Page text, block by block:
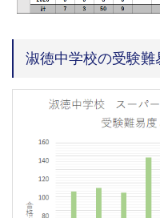
淑徳中学校の受験